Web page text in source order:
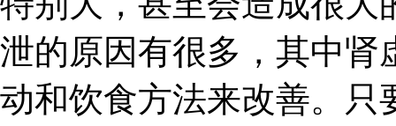
泄的原因有很多，其中肾
动和饮食方法来改善。只